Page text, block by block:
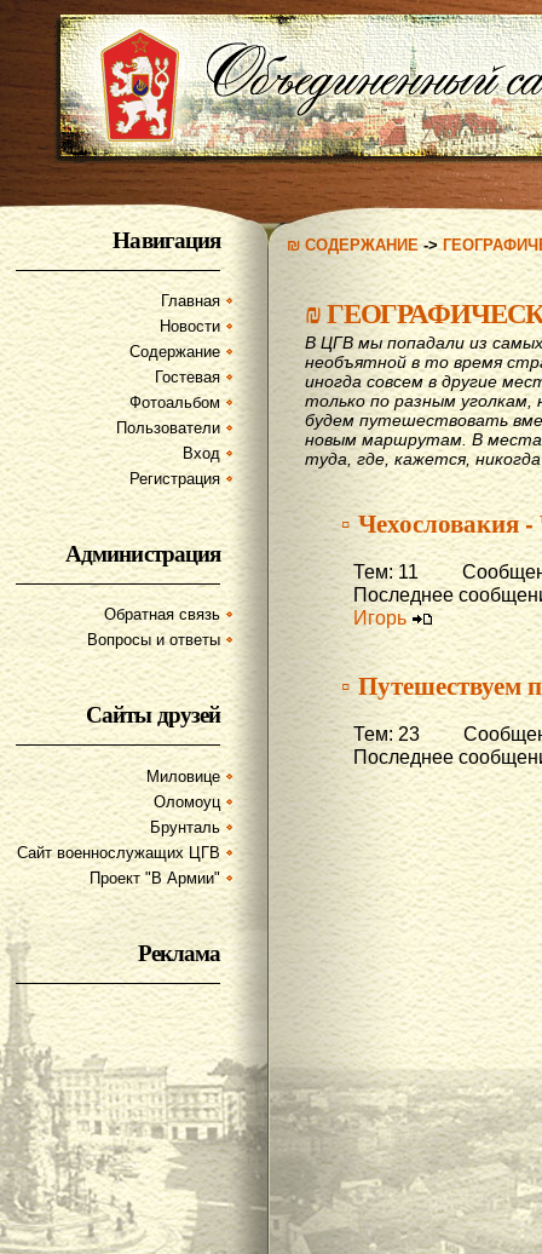
Навигация
Главная
Новости
Содержание
Гостевая
Фотоальбом
Пользователи
Вход
Регистрация
Администрация
Обратная связь
Вопросы и ответы
Сайты друзей
Миловице
Оломоуц
Брунталь
Сайт военнослужащих ЦГВ
Проект "В Армии"
Реклама
₪ СОДЕРЖАНИЕ->
₪
В ЦГВ мы попадали из
необъятной в то время
иногда совсем в другие
только по разным
будем путешествовать
новым маршрутам. В
туда, где, кажется,
▫ Чехословакия
Тем: 11
Последнее
Игорь
▫ Путешествуем
Тем: 23
Последнее